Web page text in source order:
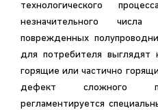
технологического
незначительного
поврежденных
для потребителя выглядят
горящие или частично
дефект сложного
регламентируется